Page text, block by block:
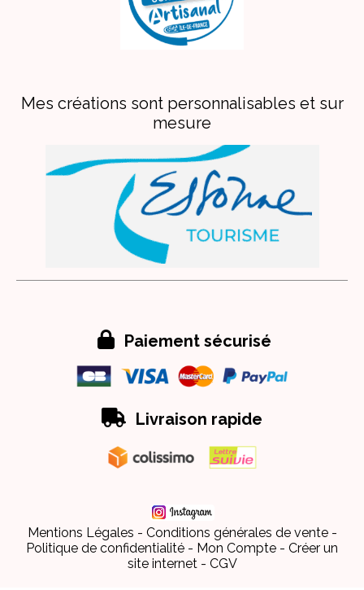
Mes créations sont personnalisables et sur
mesure
 Paiement sécurisé
 Livraison rapide
Mentions Légales
Conditions générales de vente
Politique de confidentialité
Mon Compte
Créer un
site internet
CGV